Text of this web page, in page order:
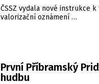
ČSSZ vydala nové instrukce
valorizační oznámení …
První Příbramský
hudbu